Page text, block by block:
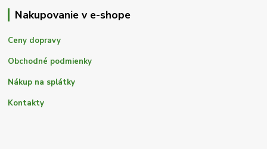
Nakupovanie v e-shope
Ceny dopravy
Obchodné podmienky
Nákup na splátky
Kontakty